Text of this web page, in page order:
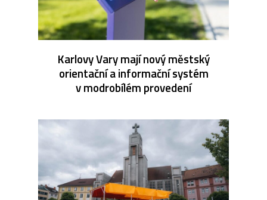
Karlovy Vary mají nový městský
orientační a informační systém
v modrobílém provedení